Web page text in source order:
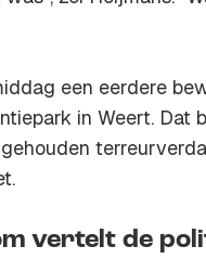
een eerdere
in Weert. Dat
vertelt de